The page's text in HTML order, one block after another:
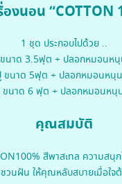
งนอน “COTTON
1 ชุด ประกอบไปด้วย ..
นาด 3.5ฟุต + ปลอกหมอนหนุ
ขนาด 5ฟุต + ปลอกหมอนหนุ
ขนาด 6 ฟุต + ปลอกหมอนหนุ
คุณสมบัติ
สีพาสเทล ความสนุ
วนฝัน ให้คุณหลับสบายเมื่อใจ